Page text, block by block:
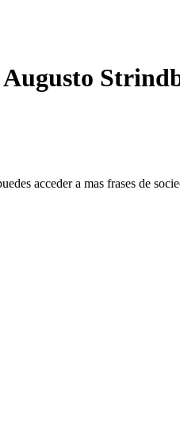
acceder a mas frases de